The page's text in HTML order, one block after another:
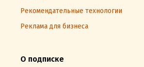
Рекомендательные технологии
Реклама для бизнеса
О подписке